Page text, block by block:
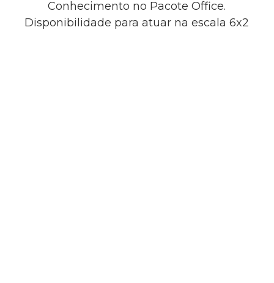
Conhecimento no Pacote Office.
Disponibilidade para atuar na escala 6x2